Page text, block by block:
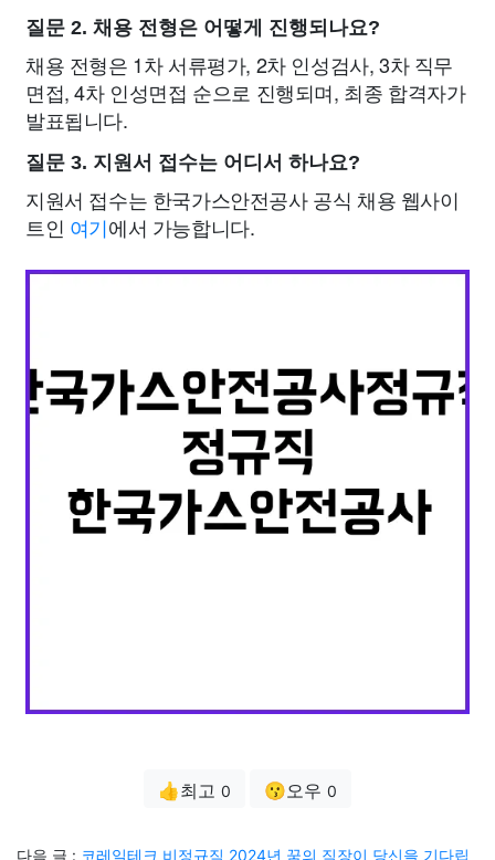
질문 2. 채용 전형은 어떻게 진행되나요?
채용 전형은 1차 서류평가, 2차 인성검사, 3차 직무
면접, 4차 인성면접 순으로 진행되며, 최종 합격자가
발표됩니다.
질문 3. 지원서 접수는 어디서 하나요?
지원서 접수는 한국가스안전공사 공식 채용 웹사이
트인 여기에서 가능합니다.
👍최고 0 😗오우 0
다음 글 : 코레일테크 비정규직 2024년 꿈의 직장이 당신을 기다립